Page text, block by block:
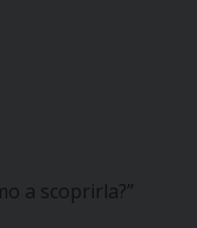
a scoprirla?”